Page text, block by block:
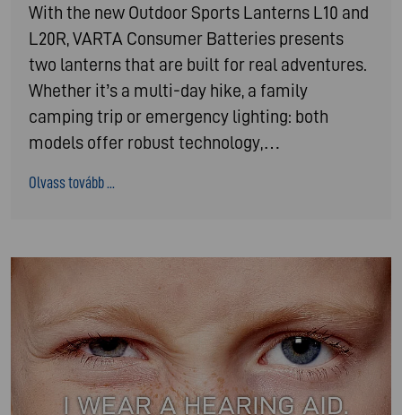
With the new Outdoor Sports Lanterns L10 and
L20R, VARTA Consumer Batteries presents
two lanterns that are built for real adventures.
Whether it’s a multi-day hike, a family
camping trip or emergency lighting: both
models offer robust technology,…
Olvass tovább ...